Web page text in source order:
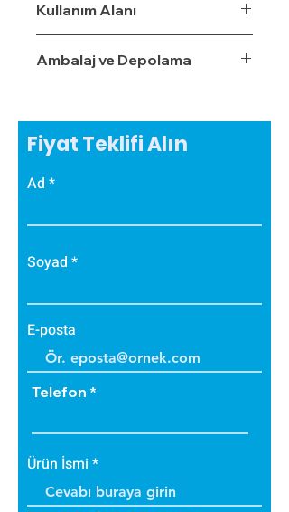
yumuşama ve sarkma yapmaz.
Yalıtım sistemine tam
uyumludur.
Dış koşullara son derece
dayanıklıdır.
Güneş ışınlarından etkilenmez.
Kullanım Alanı
Ambalaj ve Depolama
Fiyat Teklifi Alın
Ad
Soyad
E-posta
Telefon
Ürün İsmi